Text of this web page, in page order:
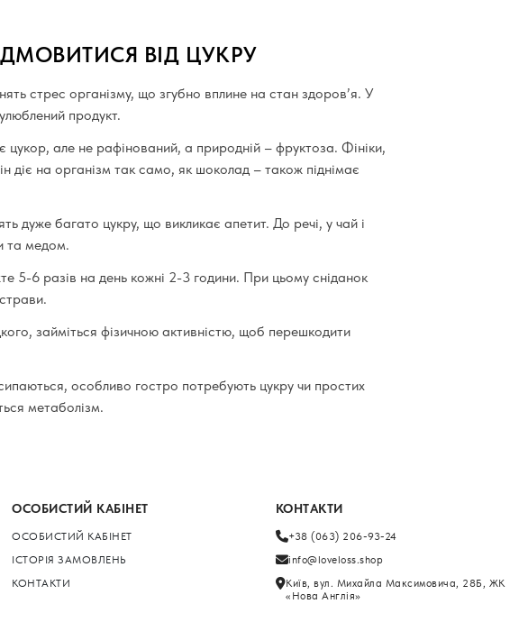
ВІД ЦУКРУ
стрес організму, що згубно вплине на стан здоров’я. У
продукт.
цукор, але не рафінований, а природній – фруктоза. Фініки,
діє на організм так само, як шоколад – також піднімає
дуже багато цукру, що викликає апетит. До речі, у чай і
та медом.
5-6 разів на день кожні 2-3 години. При цьому сніданок
займіться фізичною активністю, щоб перешкодити
особливо гостро потребують цукру чи простих
метаболізм.
ОСОБИСТИЙ КАБІНЕТ
ОСОБИСТИЙ КАБІНЕТ
ІСТОРІЯ ЗАМОВЛЕНЬ
КОНТАКТИ
КОНТАКТИ
+38 (063) 206-93-24
info@loveloss.shop
Київ, вул. Михайла Максимовича, 28Б, ЖК
«Нова Англія»